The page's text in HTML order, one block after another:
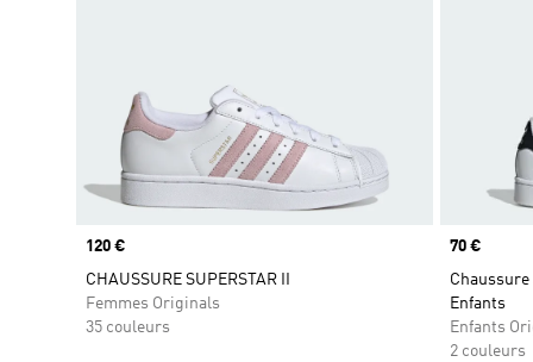
Prix
120 €
CHAUSSURE SUPERSTAR II
Femmes Originals
35 couleurs
Prix
70 €
Enfants
Enfants
2 couleurs